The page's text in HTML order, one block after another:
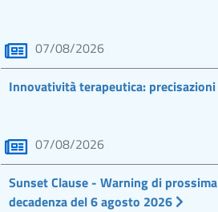
07/08/2026
Innovatività terapeutica: precisazioni
07/08/2026
Sunset Clause - Warning di prossima
decadenza del 6 agosto 2026